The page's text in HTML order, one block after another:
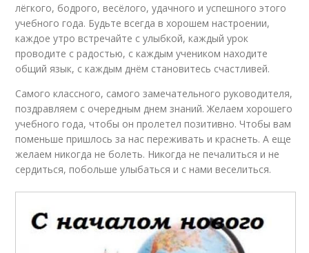
лёгкого, бодрого, весёлого, удачного и успешного этого
учебного года. Будьте всегда в хорошем настроении,
каждое утро встречайте с улыбкой, каждый урок
проводите с радостью, с каждым учеником находите
общий язык, с каждым днём становитесь счастливей.
Самого классного, самого замечательного руководителя,
поздравляем с очередным днем знаний. Желаем хорошего
учебного года, чтобы он пролетел позитивно. Чтобы вам
поменьше пришлось за нас переживать и краснеть. А еще
желаем никогда не болеть. Никогда не печалиться и не
сердиться, побольше улыбаться и с нами веселиться.